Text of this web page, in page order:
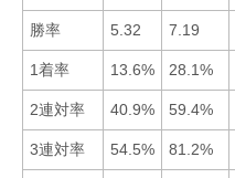
勝率 5.32 7.19
1着率 13.6% 28.1%
2連対率 40.9% 59.4%
3連対率 54.5% 81.2%